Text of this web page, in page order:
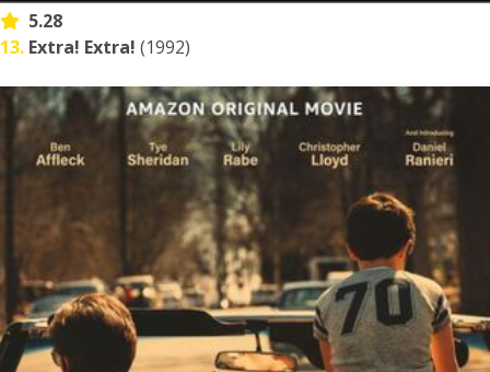
5.28
13. Extra! Extra! (1992)